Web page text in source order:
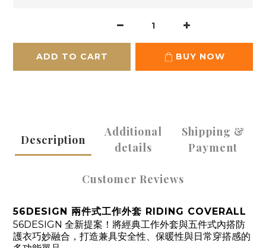
ADD TO CART BUY NOW
Description
Additional
details
Shipping &
Payment
Customer Reviews
56DESIGN 兩件式工作外套 RIDING COVERALL
56DESIGN 全新提案！將經典工作外套與五件式內搭防
護衣巧妙融合，打造兼具安全性、保暖性與日常穿搭感的